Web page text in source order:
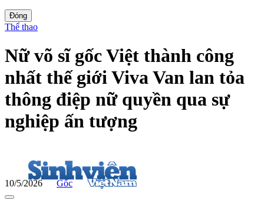
Đóng
Thể thao
Nữ võ sĩ gốc Việt thành công
nhất thế giới Viva Van lan tỏa
thông điệp nữ quyền qua sự
nghiệp ấn tượng
10/5/2026 Gốc